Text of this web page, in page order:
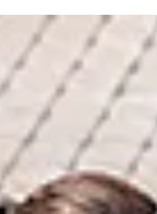
positivo. Pero vivir dentro de ese cuerpo a
veces se siente distinto. Las articulaciones
se van un poco más allá de lo cómodo.
Aparecen dolores que no sabes bien de
dónde vienen. Hay días en los que el
se siente inestable, como si no terminara
sostenerse del todo. La hiperlaxitud no es
un error del cuerpo. Es una forma distinta
moverse.